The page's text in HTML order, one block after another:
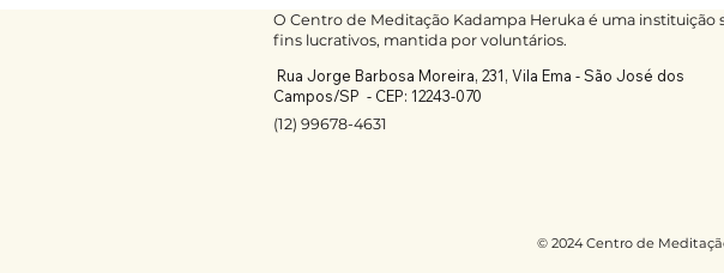
O Centro de Meditação Kadampa Heruka é uma instituição
fins lucrativos, mantida por voluntários.
Rua Jorge Barbosa Moreira, 231, Vila Ema - São José dos
Campos/SP - CEP: 12243-070
(12) 99678-4631
© 2024 Centro de